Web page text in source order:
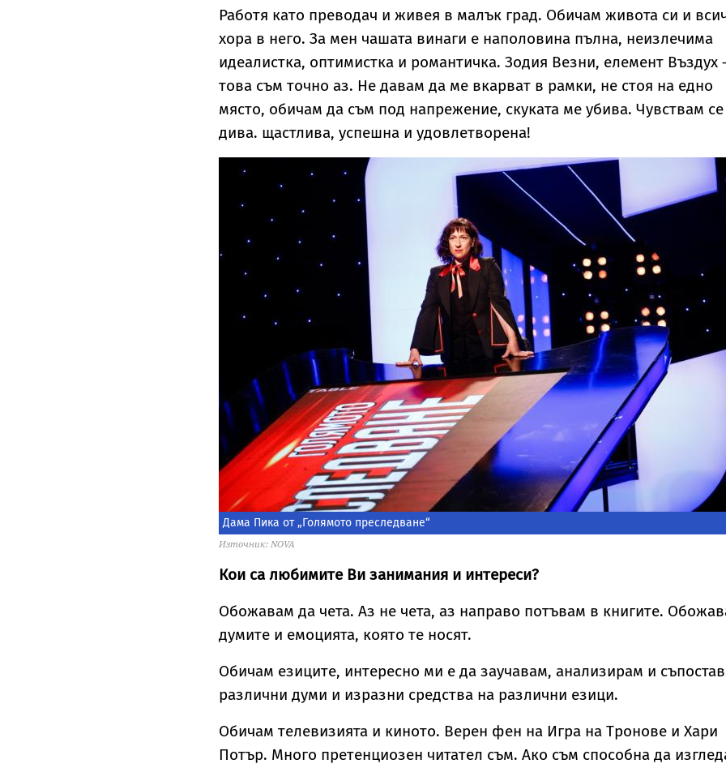
Работя като преводач и живея в малък град. Обичам живота си и
хора в него. За мен чашата винаги е наполовина пълна, неизлечима
идеалистка, оптимистка и романтичка. Зодия Везни, елемент Въздух
това съм точно аз. Не давам да ме вкарват в рамки, не стоя на едно
място, обичам да съм под напрежение, скуката ме убива. Чувствам се
дива. щастлива, успешна и удовлетворена!
Дама Пика от „Голямото преследване“
Източник: NOVA
Кои са любимите Ви занимания и интереси?
Обожавам да чета. Аз не чета, аз направо потъвам в книгите.
думите и емоцията, която те носят.
Обичам езиците, интересно ми е да заучавам, анализирам и
различни думи и изразни средства на различни езици.
Обичам телевизията и киното. Верен фен на Игра на Тронове и Хари
Потър. Много претенциозен читател съм. Ако съм способна да